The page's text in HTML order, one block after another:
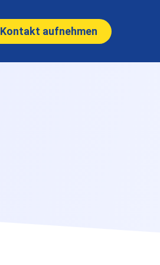
Kontakt aufnehmen